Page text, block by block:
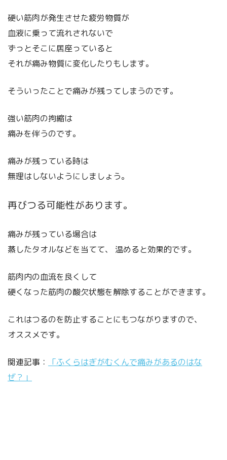
硬い筋肉が発生させた疲労物質が
血液に乗って流れされないで
ずっとそこに居座っていると
それが痛み物質に変化したりもします。
そういったことで痛みが残ってしまうのです。
強い筋肉の拘縮は
痛みを伴うのです。
痛みが残っている時は
無理はしないようにしましょう。
再びつる可能性があります。
痛みが残っている場合は
蒸したタオルなどを当てて、 温めると効果的です。
筋肉内の血流を良くして
硬くなった筋肉の酸欠状態を解除することができます。
これはつるのを防止することにもつながりますので、
オススメです。
関連記事：
「ふくらはぎがむくんで痛みがあるのはな
ぜ？」